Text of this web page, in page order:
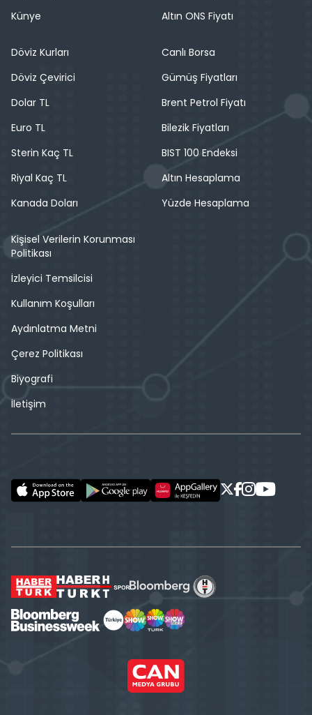
Künye
Altın ONS Fiyatı
Döviz Kurları
Döviz Çevirici
Dolar TL
Euro TL
Sterin Kaç TL
Riyal Kaç TL
Kanada Doları
Canlı Borsa
Gümüş Fiyatları
Brent Petrol Fiyatı
Bilezik Fiyatları
BIST 100 Endeksi
Altın Hesaplama
Yüzde Hesaplama
Kişisel Verilerin Korunması
Politikası
İzleyici Temsilcisi
Kullanım Koşulları
Aydınlatma Metni
Çerez Politikası
Biyografi
İletişim